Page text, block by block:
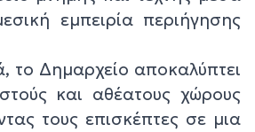
εμπειρία περιήγησης
το Δημαρχείο αποκαλύπτει
και αθέατους χώρους
τους επισκέπτες σε μια